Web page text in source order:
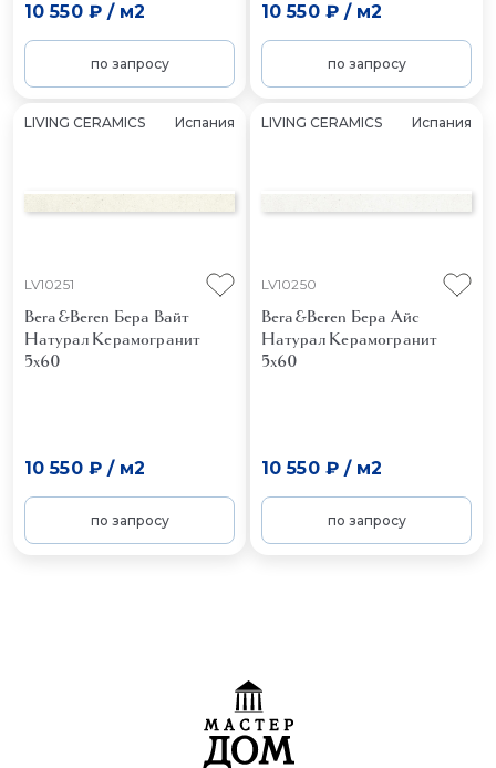
10 550 ₽/ м2
по запросу
10 550 ₽/ м2
по запросу
LIVING CERAMICS Испания
LV10251
Bera&Beren Бера Вайт
Натурал Керамогранит
5x60
10 550 ₽/ м2
по запросу
LIVING CERAMICS Испания
LV10250
Bera&Beren Бера Айс
Натурал Керамогранит
5x60
10 550 ₽/ м2
по запросу